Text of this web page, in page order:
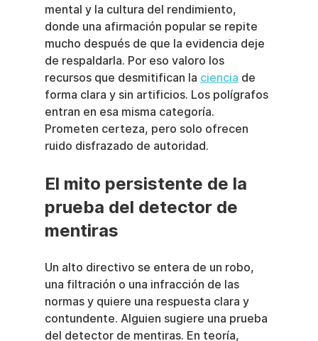
mental y la cultura del rendimiento,
donde una afirmación popular se repite
mucho después de que la evidencia deje
de respaldarla. Por eso valoro los
recursos que desmitifican la ciencia de
forma clara y sin artificios. Los polígrafos
entran en esa misma categoría.
Prometen certeza, pero solo ofrecen
ruido disfrazado de autoridad.
El mito persistente de la
prueba del detector de
mentiras
Un alto directivo se entera de un robo,
una filtración o una infracción de las
normas y quiere una respuesta clara y
contundente. Alguien sugiere una prueba
del detector de mentiras. En teoría,